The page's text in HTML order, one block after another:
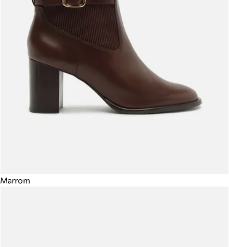
Marrom